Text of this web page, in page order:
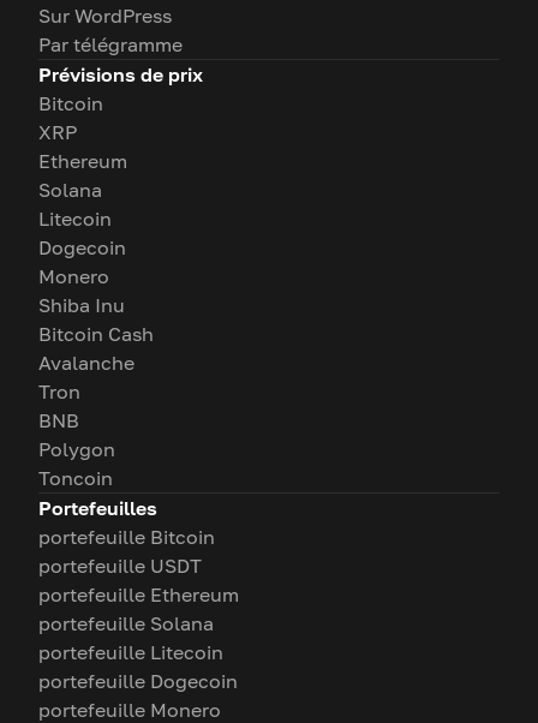
Sur WordPress
Par télégramme
Prévisions de prix
Bitcoin
XRP
Ethereum
Solana
Litecoin
Dogecoin
Monero
Shiba Inu
Bitcoin Cash
Avalanche
Tron
BNB
Polygon
Toncoin
Portefeuilles
portefeuille Bitcoin
portefeuille USDT
portefeuille Ethereum
portefeuille Solana
portefeuille Litecoin
portefeuille Dogecoin
portefeuille Monero